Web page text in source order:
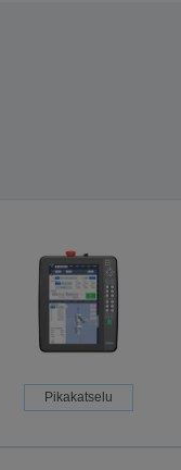
Pikakatselu